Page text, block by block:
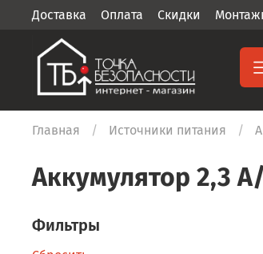
Доставка Оплата Скидки
Главная Источники питания
Аккумулятор 2,3
Фильтры